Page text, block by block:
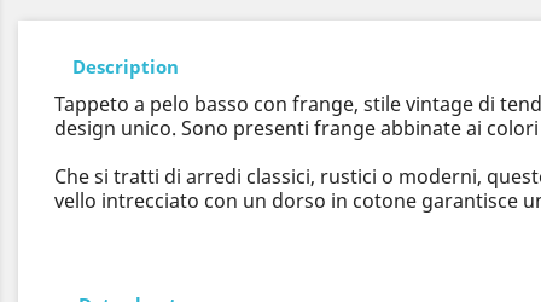
Description
Tappeto a pelo basso con frange, stile vintage di
design unico. Sono presenti frange abbinate ai
Che si tratti di arredi classici, rustici o moderni,
vello intrecciato con un dorso in cotone garantisce